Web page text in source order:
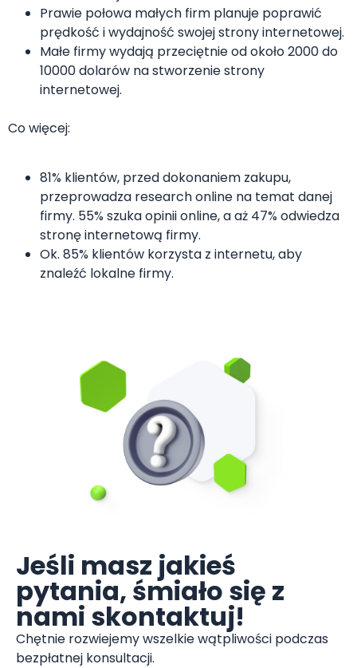
Prawie połowa małych firm planuje poprawić
prędkość i wydajność swojej strony internetowej.
Małe firmy wydają przeciętnie od około 2000 do
10000 dolarów na stworzenie strony
internetowej.
Co więcej:
81% klientów, przed dokonaniem zakupu,
przeprowadza research online na temat danej
firmy. 55% szuka opinii online, a aż 47% odwiedza
stronę internetową firmy.
Ok. 85% klientów korzysta z internetu, aby
znaleźć lokalne firmy.
Jeśli masz jakieś
pytania, śmiało się z
nami skontaktuj!
Chętnie rozwiejemy wszelkie wątpliwości podczas
bezpłatnej konsultacji.